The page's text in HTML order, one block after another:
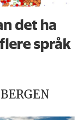
det ha
språk